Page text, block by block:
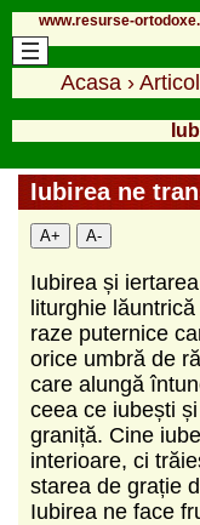
www.resurse-
Acasa ›
Iubirea ne
A+ A-
Iubirea și
liturghie
raze puternice
orice umbră de
care alungă
ceea ce iubești
graniță. Cine
interioare, ci
starea de grație
Iubirea ne face